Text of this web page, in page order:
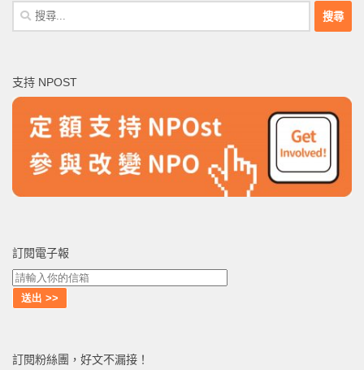
搜
尋
字:
支持 NPOST
訂閱電子報
訂閱粉絲團，好文不漏接！